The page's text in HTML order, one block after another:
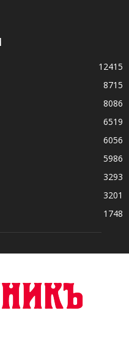
12415
8715
8086
6519
6056
5986
3293
3201
1748